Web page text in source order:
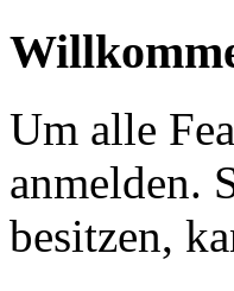
Um alle
anmelden.
besitzen,